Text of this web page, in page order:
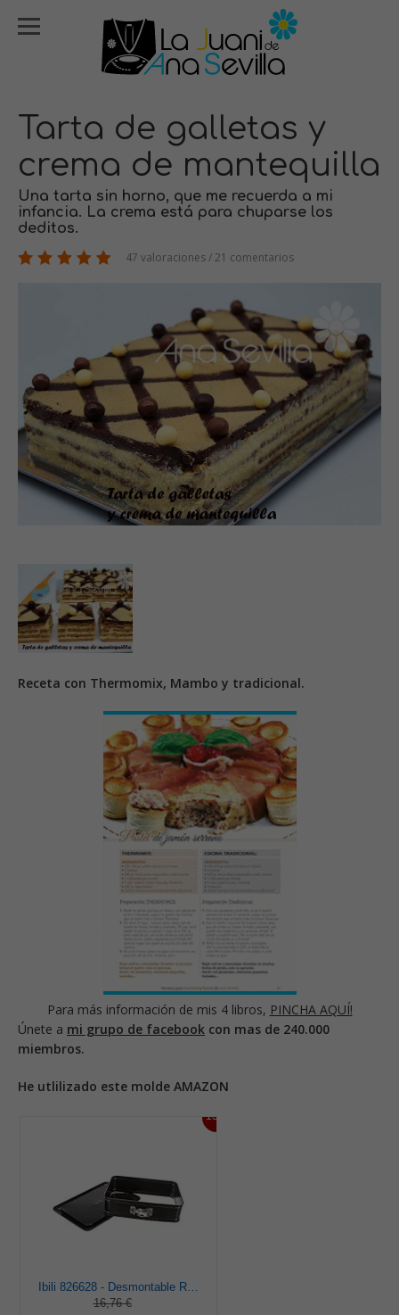
Tarta de galletas y
crema de mantequilla
Una tarta sin horno, que me recuerda a mi
infancia. La crema está para chuparse los
deditos.
47 valoraciones / 21 comentarios
Receta con Thermomix, Mambo y tradicional.
Para más información de mis 4 libros, PINCHA AQUÍ!
Únete a mi grupo de facebook con mas de 240.000
miembros.
He utlilizado este molde AMAZON
13%
Ibili 826628 - Desmontable Rectang.Con Base Extra 28X18
16,76 €